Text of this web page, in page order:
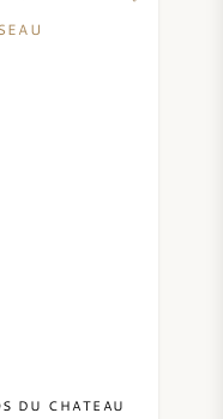
DU CHATEAU